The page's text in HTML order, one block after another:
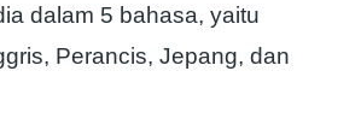
dalam 5 bahasa, yaitu
Perancis, Jepang, dan